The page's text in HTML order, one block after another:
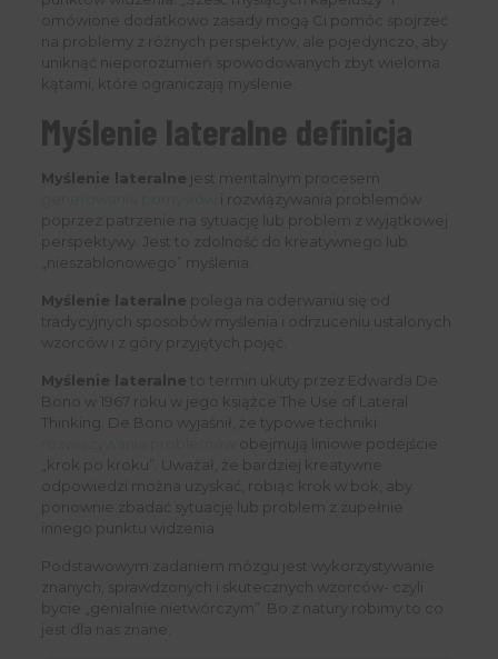
omówione dodatkowo zasady mogą Ci pomóc spojrzeć
na problemy z różnych perspektyw, ale pojedynczo, aby
uniknąć nieporozumień spowodowanych zbyt wieloma
kątami, które ograniczają myślenie.
Myślenie lateralne definicja
Myślenie lateralne jest mentalnym procesem
i rozwiązywania problemów
poprzez patrzenie na sytuację lub problem z wyjątkowej
perspektywy. Jest to zdolność do kreatywnego lub
„nieszablonowego” myślenia.
Myślenie lateralne polega na oderwaniu się od
tradycyjnych sposobów myślenia i odrzuceniu ustalonych
wzorców i z góry przyjętych pojęć.
Myślenie lateralne to termin ukuty przez Edwarda De
Bono w 1967 roku w jego książce The Use of Lateral
Thinking. De Bono wyjaśnił, że typowe techniki
obejmują liniowe podejście
„krok po kroku”. Uważał, że bardziej kreatywne
odpowiedzi można uzyskać, robiąc krok w bok, aby
ponownie zbadać sytuację lub problem z zupełnie
innego punktu widzenia.
Podstawowym zadaniem mózgu jest wykorzystywanie
znanych, sprawdzonych i skutecznych wzorców- czyli
bycie „genialnie nietwórczym”. Bo z natury robimy to co
jest dla nas znane.